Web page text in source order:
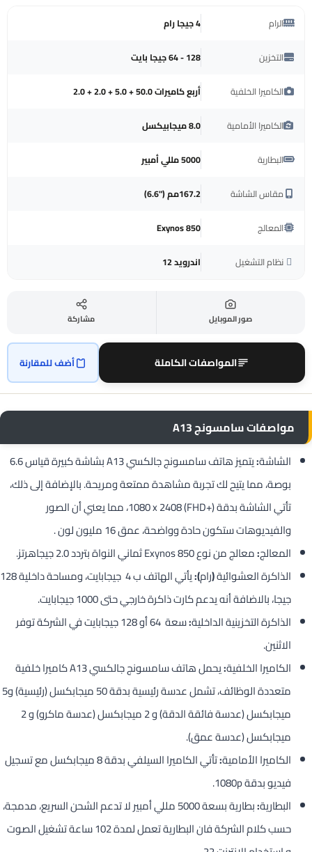
الرام 4 جيجا رام
التخزين 128 - 64 جيجا بايت
الكاميرا الخلفية أربع كاميرات 50.0 + 5.0 + 2.0 + 2.0
الكاميرا الأمامية ‎8.0 ميجابيكسل‎
البطارية 5000 مللي أمبير
مقاس الشاشة ‎167.2مم ‎(6.6")
المعالج Exynos 850
نظام التشغيل اندرويد 12
صور الموبايل مشاركة
المواصفات الكاملة أضف للمقارنة
مواصفات سامسونج A13
الشاشة:
يتميز هاتف سامسونج جالكسي A13 بشاشة كبيرة قياس 6.6
بوصة، مما يتيح لك تجربة مشاهدة ممتعة ومريحة. بالإضافة إلى ذلك،
تأتي الشاشة بدقة ‎1080 x 2408 (FHD+)‎، مما يعني أن الصور
والفيديوهات ستكون حادة وواضحة، عمق 16 مليون لون
.
المعالج:معالج من نوع Exynos 850 ثماني النواة بتردد 2.0 جيجاهرتز.
الذاكرة العشوائية(رام):
يأتي الهاتف ب 4 جيجابايت، ومساحة داخلية 128
جيجا، بالاضافة أنه يدعم كارت ذاكرة خارجي حتى 1000 جيجابايت.
الذاكرة التخزينية الداخلية:
سعة 64 أو 128 جيجابايت في الشركة توفر
الاثنين.
الكاميرا الخلفية:
يحمل هاتف سامسونج جالكسي A13 كاميرا خلفية
متعددة الوظائف، تشمل عدسة رئيسية بدقة 50 ميجابكسل (رئيسية) و5
ميجابكسل (عدسة فائقة الدقة) و 2 ميجابكسل (عدسة ماكرو) و 2
ميجابكسل (عدسة عمق).
الكاميرا الأمامية:
تأتي الكاميرا السيلفي بدقة 8 ميجابكسل مع تسجيل
فيديو بدقة 1080p.
البطارية:
بطارية بسعة 5000 مللي أمبير لا تدعم الشحن السريع، مدمجة،
حسب كلام الشركة فان البطارية تعمل لمدة 102 ساعة تشغيل الصوت